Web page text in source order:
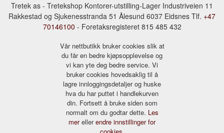
Tretek as - Tretekshop Kontorer-utstilling-Lager Industriveien 11
Rakkestad og Sjukenesstranda 51 Ålesund 6037 Eidsnes Tlf. +47
70146100 - Foretaksregisteret 815 485 432
Vår nettbutikk bruker cookies slik at
du får en bedre kjøpsopplevelse og
vi kan yte deg bedre service. Vi
bruker cookies hovedsaklig til å
lagre innloggingsdetaljer og huske
hva du har puttet i handlekurven
din. Fortsett å bruke siden som
normalt om du godtar dette. Les
merellerendre innstillinger for